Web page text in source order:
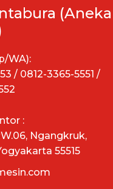
(Aneka
WA):
/ 0812-3365-5551 /
:
Ngangkruk,
55515